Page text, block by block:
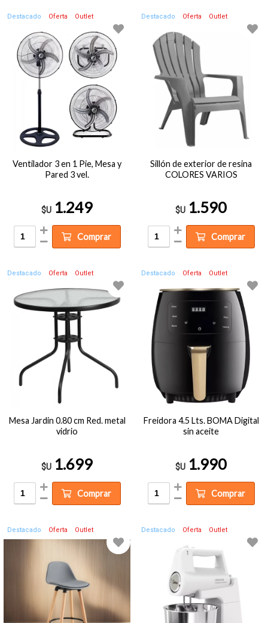
Destacado Oferta Outlet
Ventilador 3 en 1 Pie, Mesa y
Pared 3 vel.
$U 1.249
Comprar
Destacado Oferta Outlet
Sillón de exterior de resina
COLORES VARIOS
$U 1.590
Comprar
Destacado Oferta Outlet
Mesa Jardin 0.80 cm Red. metal
vidrio
$U 1.699
Comprar
Destacado Oferta Outlet
Freidora 4.5 Lts. BOMA Digital
sin aceite
$U 1.990
Comprar
Destacado Oferta Outlet Destacado Oferta Outlet